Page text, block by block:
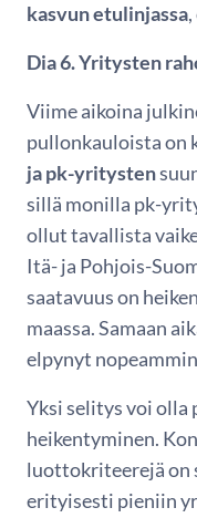
kasvun etulinjassa
Dia 6. Yritysten
Viime aikoina
pullonkauloista on
ja pk-yritysten
sillä monilla pk-
ollut tavallista
Itä- ja Pohjois-
saatavuus on
maassa. Samaan
elpynyt
Yksi selitys voi
heikentyminen.
luottokriteerejä on
erityisesti pieniin